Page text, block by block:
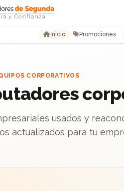
Inicio Promociones
CORPORATIVOS
usados y
actualizados para tu